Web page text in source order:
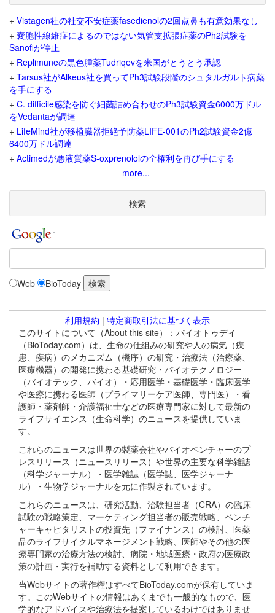
+ Vistagen社の社交不安症薬fasedienolの2回点鼻も有意効果なし
+ 嚢胞性線維症によるのではない気管支拡張症薬のPh2試験を
Sanofiが停止
+ Replimuneの黒色腫薬Tudriqevを米国がとうとう承認
+ Tarsus社がAlkeus社を買ってPh3試験段階のシュタルガルト病薬
を手にする
+ C. difficile感染を防ぐ細菌詰め合わせのPh3試験資金6000万ドル
をVedantaが調達
+ LifeMind社が移植臓器拒絶予防薬LIFE-001のPh2試験資金2億
6400万ドル調達
+ Actimedが悪液質薬S-oxprenololの全権利を再び手にする
more...
検索
Web BioToday
利用規約 | 特定商取引法に基づく表示
このサイトについて（About this site）：バイオトゥデイ
（BioToday.com）は、生命の仕組みの研究や人の病気（疾
患、疾病）のメカニズム（機序）の研究・治療法（治療薬、
医療機器）の開発に携わる基礎研究・バイオテクノロジー
（バイオテック、バイオ）・応用医学・基礎医学・臨床医学
や医療に携わる医師（プライマリーケア医師、専門医）・看
護師・薬剤師・介護福祉士などの医療専門家に対して最新の
ライフサイエンス（生命科学）のニュースを提供していま
す。
これらのニュースは世界の製薬会社やバイオベンチャーのプ
レスリリース（ニュースリリース）や世界の主要な科学雑誌
（科学ジャーナル）・医学雑誌（医学誌、医学ジャーナ
ル）・生物学ジャーナルを元に作製されています。
これらのニュースは、研究活動、治験担当者（CRA）の臨床
試験の戦略策定、マーケティング担当者の販売戦略、ベンチ
ャーキャピタリストの投資先（ファイナンス）の検討、医薬
品のライフサイクルマネージメント戦略、医師やその他の医
療専門家の治療方法の検討、病院・地域医療・政府の医療政
策の計画・実行を補助する資料として利用できます。
当Webサイトの著作権はすべてBioToday.comが保有していま
す。このWebサイトの情報はあくまでも一般的なもので、医
学的なアドバイスや治療法を提案しているわけではありませ